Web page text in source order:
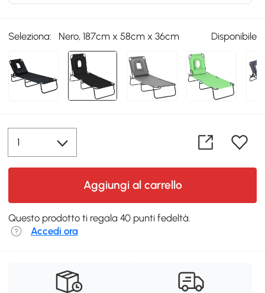
Seleziona: Nero, 187cm x 58cm x 36cm Disponibile
Aggiungi al carrello
Questo prodotto ti regala 40 punti fedeltà.
Accedi ora